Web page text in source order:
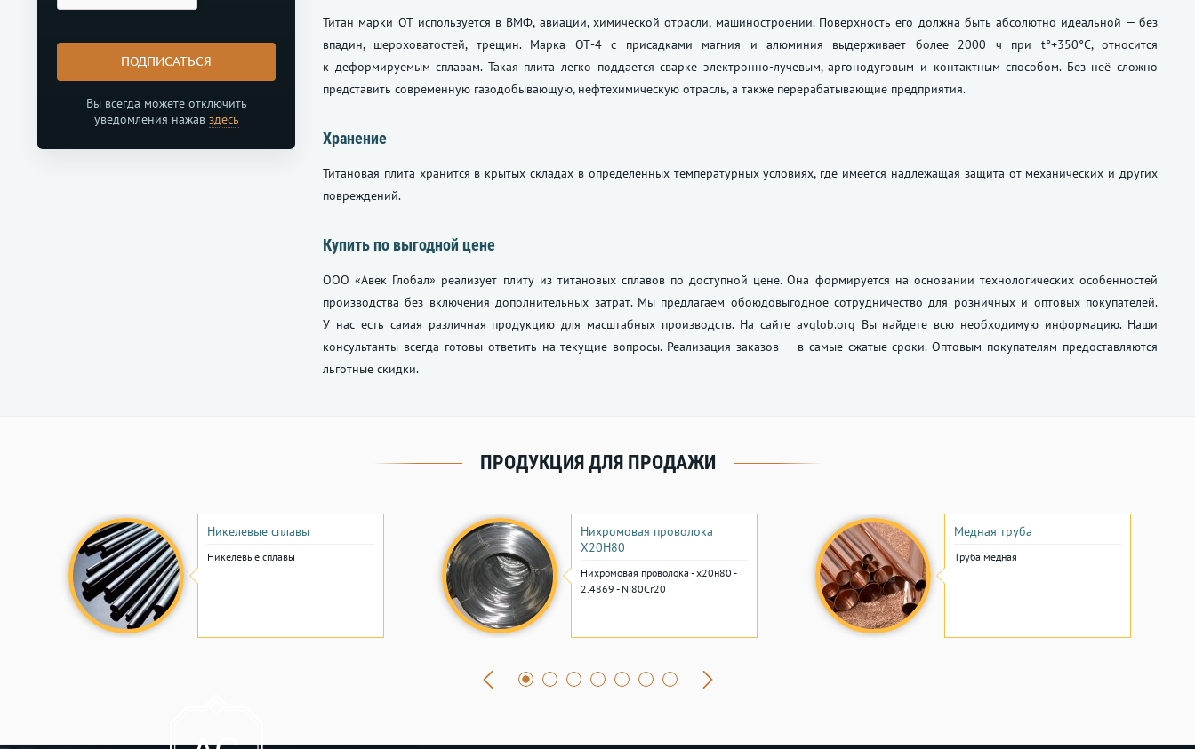
ПОДПИСАТЬСЯ
Вы всегда можете отключить
уведомления нажав здесь
Титан марки ОТ используется в ВМФ, авиации, химической отрасли, машиностроении. Поверхность его должна быть абсолютно идеальной — без
впадин, шероховатостей, трещин. Марка ОТ-4 с присадками магния и алюминия выдерживает более 2000 ч при t°+350°С, относится
к деформируемым сплавам. Такая плита легко поддается сварке электронно-лучевым, аргонодуговым и контактным способом. Без неё сложно
представить современную газодобывающую, нефтехимическую отрасль, а также перерабатывающие предприятия.
Хранение
Титановая плита хранится в крытых складах в определенных температурных условиях, где имеется надлежащая защита от механических и других
повреждений.
Купить по выгодной цене
ООО «Авек Глобал» реализует плиту из титановых сплавов по доступной цене. Она формируется на основании технологических особенностей
производства без включения дополнительных затрат. Мы предлагаем обоюдовыгодное сотрудничество для розничных и оптовых покупателей.
У нас есть самая различная продукцию для масштабных производств. На сайте avglob.org Вы найдете всю необходимую информацию. Наши
консультанты всегда готовы ответить на текущие вопросы. Реализация заказов — в самые сжатые сроки. Оптовым покупателям предоставляются
льготные скидки.
ПРОДУКЦИЯ ДЛЯ ПРОДАЖИ
Никелевые сплавы
Никелевые сплавы
Нихромовая проволока
Х20Н80
Нихромовая проволока - х20н80 -
2.4869 - Ni80Cr20
Медная труба
Труба медная